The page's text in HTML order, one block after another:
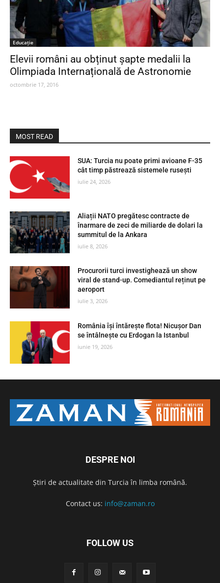
Educaţie
Elevii români au obținut șapte medalii la
Olimpiada Internațională de Astronomie
octombrie 17, 2016
MOST READ
SUA: Turcia nu poate primi avioane F-35
cât timp păstrează sistemele rusești
iulie 24, 2026
Aliații NATO pregătesc contracte de
înarmare de zeci de miliarde de dolari la
summitul de la Ankara
iulie 8, 2026
Procurorii turci investighează un show
viral de stand-up. Comediantul reținut pe
aeroport
iulie 3, 2026
România își întărește flota! Nicușor Dan
se întâlnește cu Erdogan la Istanbul
iunie 19, 2026
DESPRE NOI
Știri de actualitate din Turcia în limba română.
Contact us: info@zaman.ro
FOLLOW US